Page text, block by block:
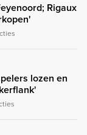
Rigaux
lozen en